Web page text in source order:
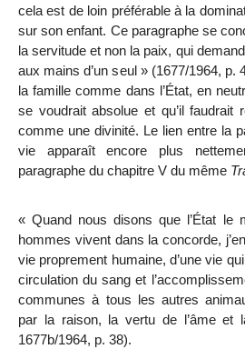
cela est de loin préférable à la
sur son enfant. Ce paragraphe se
la servitude et non la paix, qui
aux mains d’un seul » (1677/1964, p.
la famille comme dans l’État, en
se voudrait absolue et qu’il faudrait
comme une divinité. Le lien entre la
vie apparaît encore plus
paragraphe du chapitre V du même
« Quand nous disons que l’État le
hommes vivent dans la concorde,
vie proprement humaine, d’une vie
circulation du sang et
communes à tous les autres
par la raison, la vertu de l’âme et
1677b/1964, p. 38).